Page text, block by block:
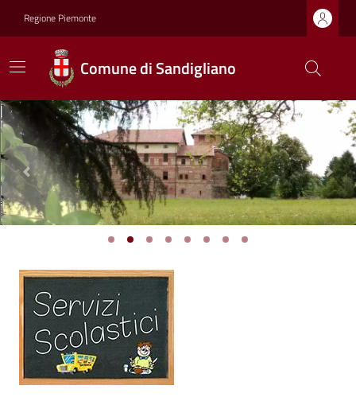
Regione Piemonte
Comune di Sandigliano
Previous Next
Ultime notizie